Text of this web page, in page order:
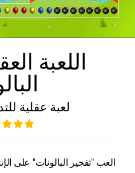
اللعبة
لعبة عقلية
العب "تفجير البالونات" على